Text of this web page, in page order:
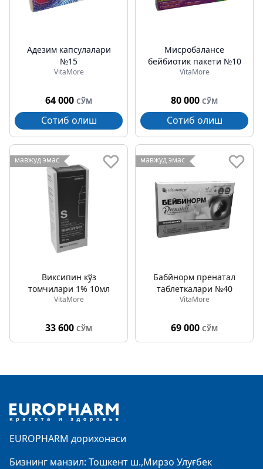
Адезим капсулалари
№15
VitaMore
64 000 СЎМ
Сотиб олиш
Миcробаланcе
бейбиотик пакети №10
VitaMore
80 000 СЎМ
Сотиб олиш
мавжуд эмас
Виксипин кўз
томчилари 1% 10мл
VitaMore
33 600 СЎМ
мавжуд эмас
Бабйнорм пренатал
таблеткалари №40
VitaMore
69 000 СЎМ
EUROPHARM дорихонаси
Бизнинг манзил: Тошкент ш.,Мирзо Улуғбек